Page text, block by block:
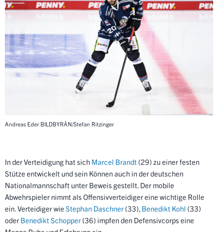
Andreas Eder BILDBYRÅN/Stefan Ritzinger
In der Verteidigung hat sich Marcel Brandt (29) zu einer festen
Stütze entwickelt und sein Können auch in der deutschen
Nationalmannschaft unter Beweis gestellt. Der mobile
Abwehrspieler nimmt als Offensivverteidiger eine wichtige Rolle
ein. Verteidiger wie Stephan Daschner (33), Benedikt Kohl (33)
oder Benedikt Schopper (36) impfen den Defensivcorps eine